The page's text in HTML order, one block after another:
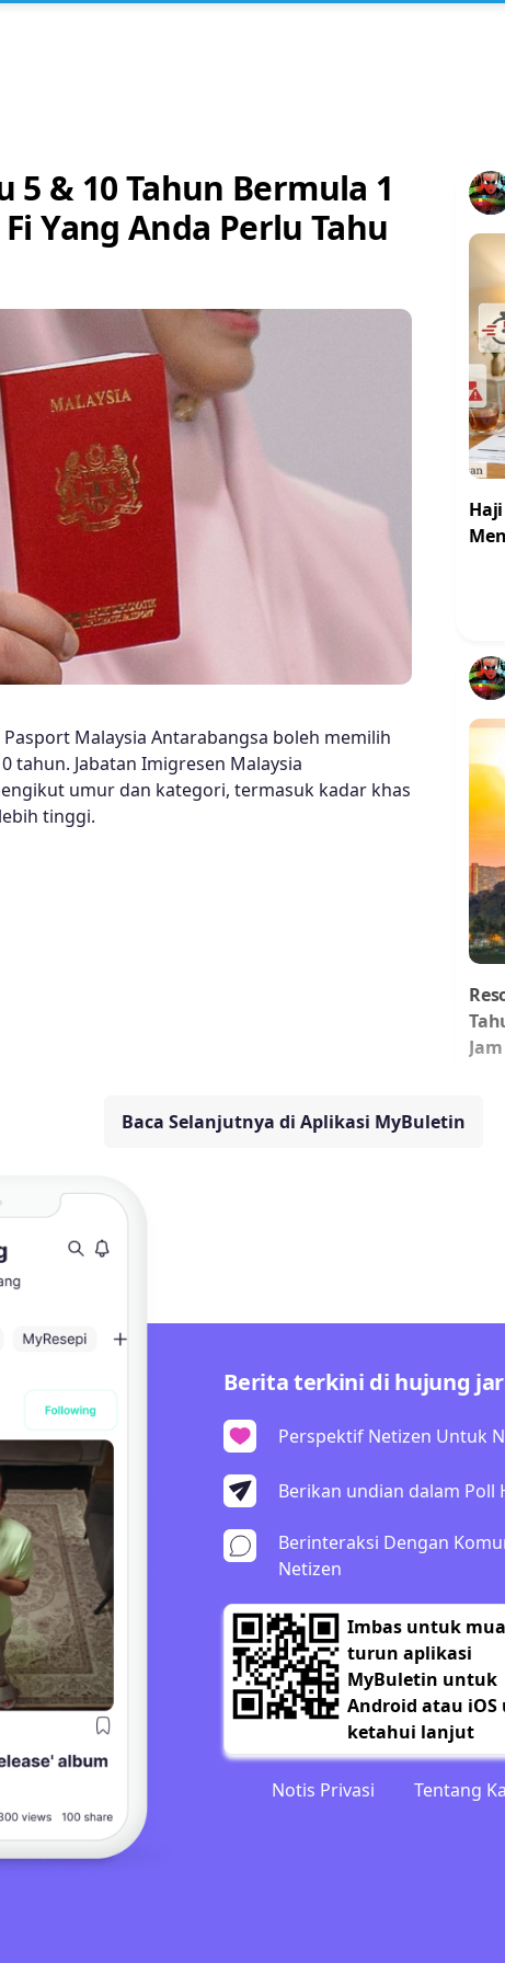
5 & 10 Tahun Bermula 1
Yang Anda Perlu Tahu
Malaysia Antarabangsa boleh memilih
tahun. Jabatan Imigresen Malaysia
umur dan kategori, termasuk kadar khas
tinggi.
Jam
Baca Selanjutnya di Aplikasi MyBuletin
Berita terkini di hujung
Perspektif Netizen Untuk
Berikan undian dalam Poll
Berinteraksi Dengan
Netizen
Imbas untuk
turun aplikasi
MyBuletin untuk
Android atau
ketahui lanjut
Notis Privasi Tentang